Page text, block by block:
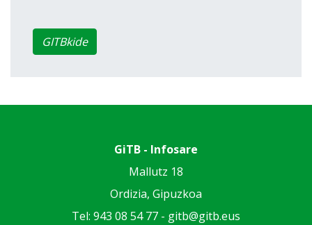
GITBkide
GiTB - Infosare
Mallutz 18
Ordizia, Gipuzkoa
Tel: 943 08 54 77 - gitb@gitb.eus